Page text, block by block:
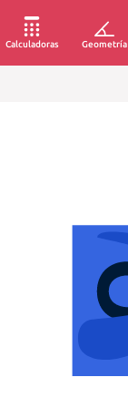
Calculadoras Geometría